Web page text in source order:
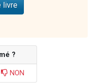
livre
?
NON